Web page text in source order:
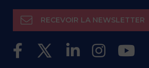
RECEVOIR LA NEWSLETTER